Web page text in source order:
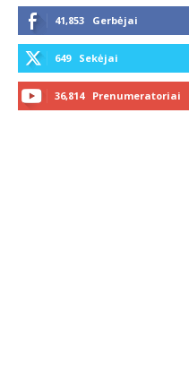
41,853 Gerbėjai
649 Sekėjai
36,814 Prenumeratoriai